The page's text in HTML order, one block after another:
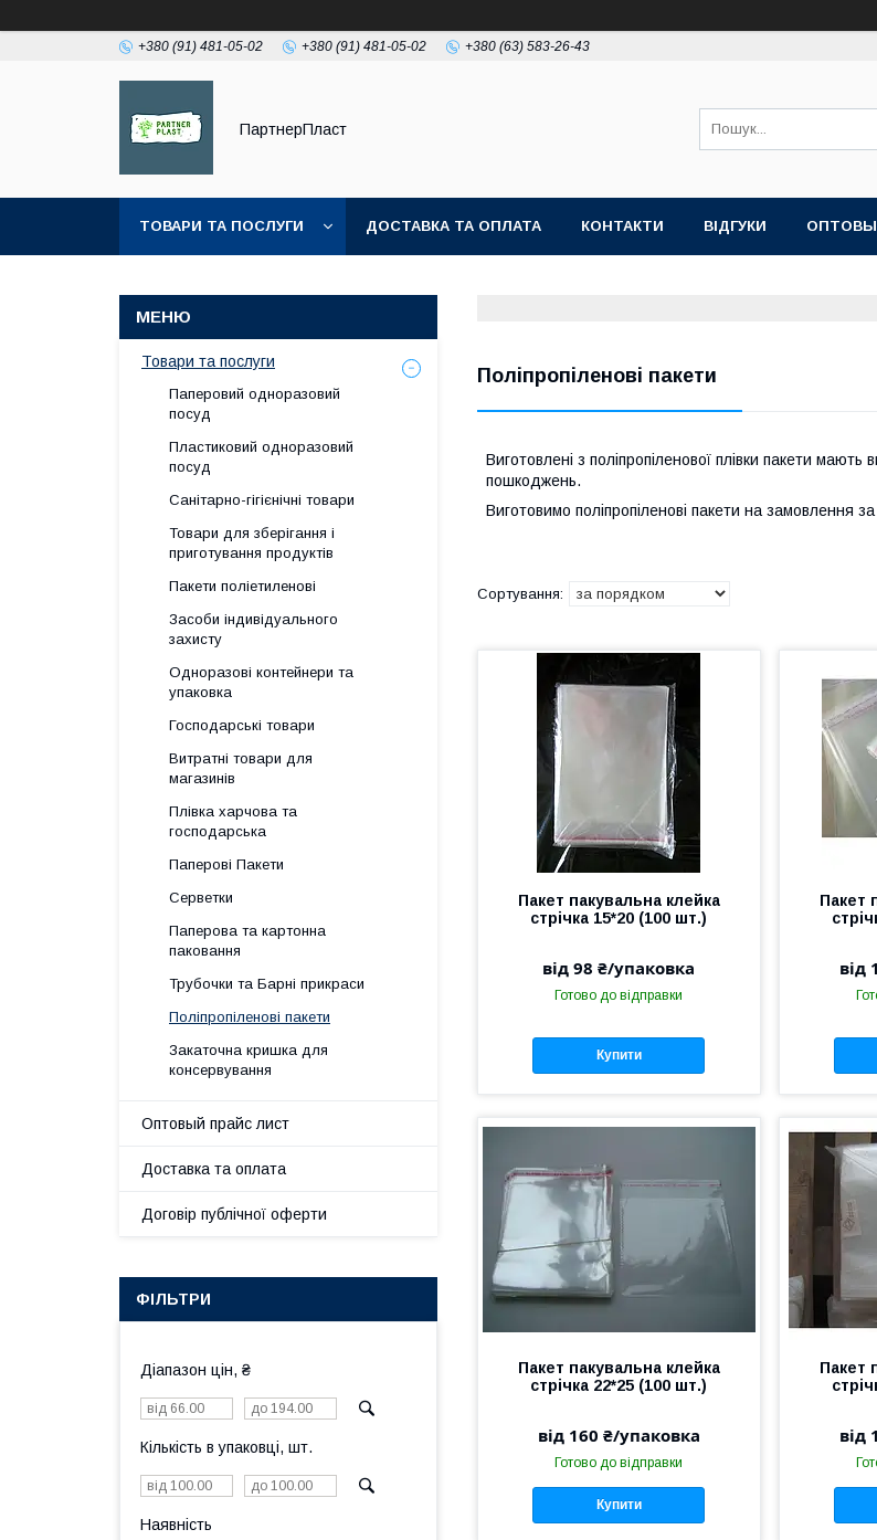
+380 (91) 481-05-02 +380 (91) 481-05-02 +380 (63) 583-26-43
ПартнерПласт
ТОВАРИ ТА ПОСЛУГИ ДОСТАВКА ТА ОПЛАТА КОНТАКТИ ВІДГУКИ
Поліпропіленові пакети
Виготовлені з поліпропіленової плівки пакети мають
пошкоджень.
Виготовимо поліпропіленові пакети на замовлення
Пакет пакувальна клейка
стрічка 15*20 (100 шт.)
від 98 ₴/упаковка
Готово до відправки
Купити
Пакет
від
Пакет пакувальна клейка
стрічка 22*25 (100 шт.)
від 160 ₴/упаковка
Готово до відправки
Купити
Пакет
від
Товари та послуги
Паперовий одноразовий
посуд
Пластиковий одноразовий
посуд
Санітарно-гігієнічні товари
Товари для зберігання і
приготування продуктів
Пакети поліетиленові
Засоби індивідуального
захисту
Одноразові контейнери та
упаковка
Господарські товари
Витратні товари для
магазинів
Плівка харчова та
господарська
Паперові Пакети
Серветки
Паперова та картонна
паковання
Трубочки та Барні прикраси
Поліпропіленові пакети
Закаточна кришка для
консервування
Оптовый прайс лист
Доставка та оплата
Договір публічної оферти
ФІЛЬТРИ
Діапазон цін, ₴
Кількість в упаковці, шт.
Наявність